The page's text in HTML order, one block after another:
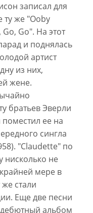
записал для
ту же "Ooby
Go". На этот
и поднялась
артист
из них,
жене.
братьев Эверли
поместил ее на
сингла
"Claudette" по
нисколько не
мере в
стали
Еще две песни
альбом